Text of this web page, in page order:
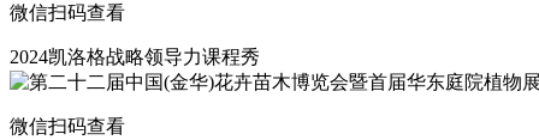
微信扫码查看
2024凯洛格战略领导力课程秀
微信扫码查看